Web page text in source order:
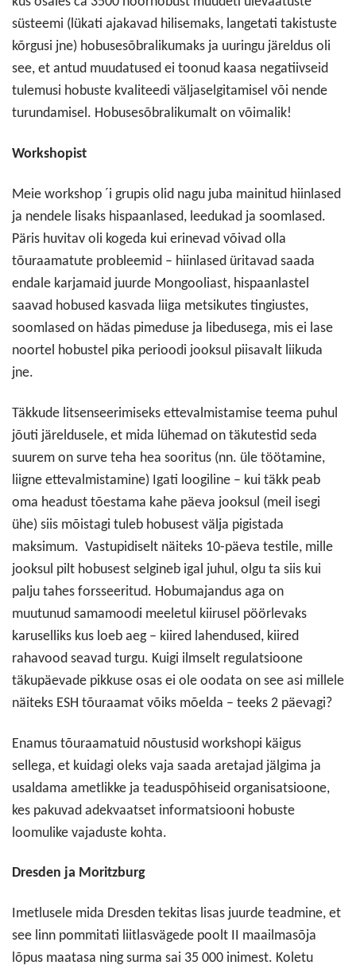
süsteemi (lükati ajakavad hilisemaks, langetati takistuste
kõrgusi jne) hobusesõbralikumaks ja uuringu järeldus oli
see, et antud muudatused ei toonud kaasa negatiivseid
tulemusi hobuste kvaliteedi väljaselgitamisel või nende
turundamisel. Hobusesõbralikumalt on võimalik!
Workshopist
Meie workshop ´i grupis olid nagu juba mainitud hiinlased
ja nendele lisaks hispaanlased, leedukad ja soomlased.
Päris huvitav oli kogeda kui erinevad võivad olla
tõuraamatute probleemid – hiinlased üritavad saada
endale karjamaid juurde Mongooliast, hispaanlastel
saavad hobused kasvada liiga metsikutes tingiustes,
soomlased on hädas pimeduse ja libedusega, mis ei lase
noortel hobustel pika perioodi jooksul piisavalt liikuda
jne.
Täkkude litsenseerimiseks ettevalmistamise teema puhul
jõuti järeldusele, et mida lühemad on täkutestid seda
suurem on surve teha hea sooritus (nn. üle töötamine,
liigne ettevalmistamine) Igati loogiline – kui täkk peab
oma headust tõestama kahe päeva jooksul (meil isegi
ühe) siis mõistagi tuleb hobusest välja pigistada
maksimum. Vastupidiselt näiteks 10-päeva testile, mille
jooksul pilt hobusest selgineb igal juhul, olgu ta siis kui
palju tahes forsseeritud. Hobumajandus aga on
muutunud samamoodi meeletul kiirusel pöörlevaks
karuselliks kus loeb aeg – kiired lahendused, kiired
rahavood seavad turgu. Kuigi ilmselt regulatsioone
täkupäevade pikkuse osas ei ole oodata on see asi millele
näiteks ESH tõuraamat võiks mõelda – teeks 2 päevagi?
Enamus tõuraamatuid nõustusid workshopi käigus
sellega, et kuidagi oleks vaja saada aretajad jälgima ja
usaldama ametlikke ja teaduspõhiseid organisatsioone,
kes pakuvad adekvaatset informatsiooni hobuste
loomulike vajaduste kohta.
Dresden ja Moritzburg
Imetlusele mida Dresden tekitas lisas juurde teadmine, et
see linn pommitati liitlasvägede poolt II maailmasõja
lõpus maatasa ning surma sai 35 000 inimest. Koletu